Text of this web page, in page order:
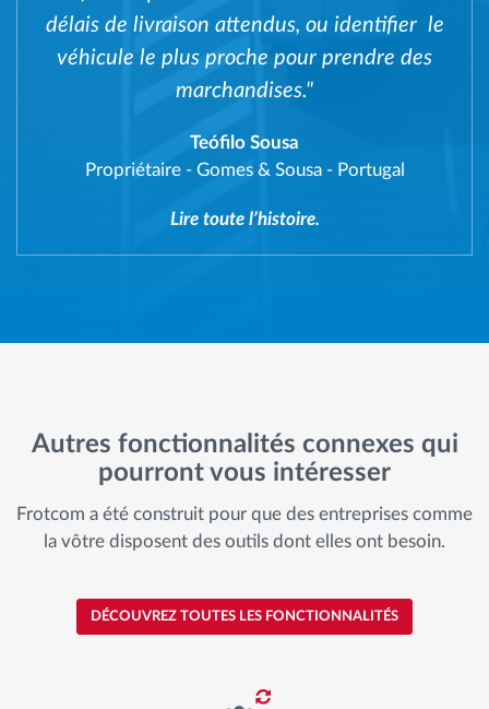
délais de livraison attendus, ou identifier le
véhicule le plus proche pour prendre des
marchandises."
Teófilo Sousa
Propriétaire - Gomes & Sousa - Portugal
Lire toute l’histoire.
Autres fonctionnalités connexes qui
pourront vous intéresser
Frotcom a été construit pour que des entreprises comme
la vôtre disposent des outils dont elles ont besoin.
DÉCOUVREZ TOUTES LES FONCTIONNALITÉS